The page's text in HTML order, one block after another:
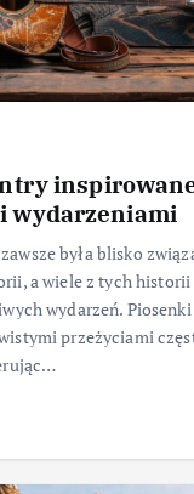
wydarzeniami
była blisko
a wiele z tych historii
wydarzeń.
przeżyciami